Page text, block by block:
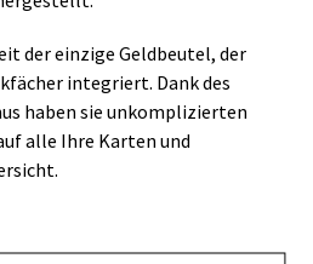
der einzige Geldbeutel, der
integriert. Dank des
haben sie unkomplizierten
alle Ihre Karten und